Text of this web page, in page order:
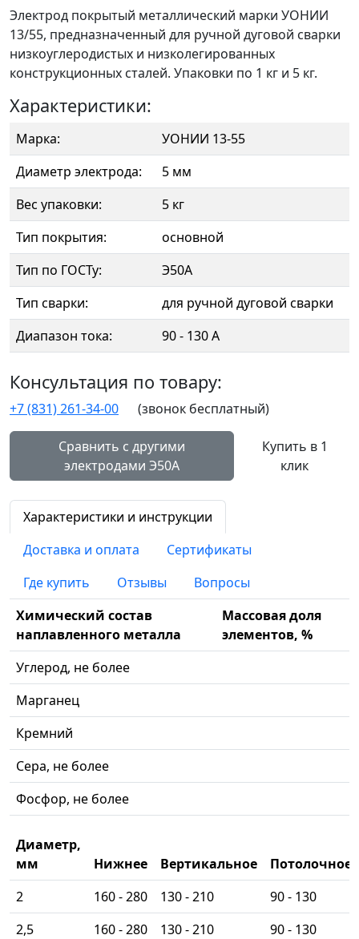
Электрод покрытый металлический марки УОНИИ
13/55, предназначенный для ручной дуговой сварки
низкоуглеродистых и низколегированных
конструкционных сталей. Упаковки по 1 кг и 5 кг.
Характеристики:
Марка:
УОНИИ 13-55
Диаметр электрода:
5 мм
Вес упаковки:
5 кг
Тип покрытия:
основной
Тип по ГОСТу:
Э50А
Тип сварки:
для ручной дуговой сварки
Диапазон тока:
90 - 130 А
Консультация по товару:
+7 (831) 261-34-00 (звонок бесплатный)
Сравнить с другими
электродами Э50А
Купить в 1
клик
Характеристики и инструкции
Доставка и оплата
Сертификаты
Где купить
Отзывы
Вопросы
Химический состав
наплавленного металла
Массовая доля
элементов, %
Углерод, не более
Марганец
Кремний
Сера, не более
Фосфор, не более
Диаметр,
мм
Нижнее Вертикальное
Потолочное
2
160 - 280 130 - 210
90 - 130
2,5
160 - 280 130 - 210
90 - 130